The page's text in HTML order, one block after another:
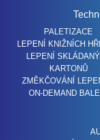
PALETIZACE
LEPENÍ KNIŽNÍCH
LEPENÍ
KARTONŮ
ZMĚKČOVÁNÍ
ON-DEMAND